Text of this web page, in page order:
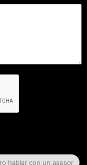
hablar con un asesor